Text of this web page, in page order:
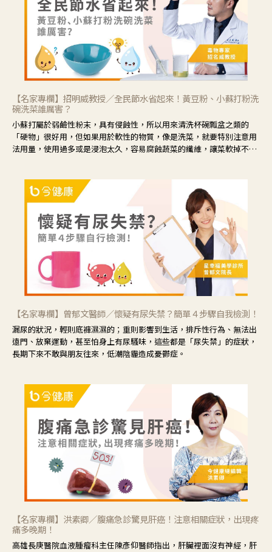
【名家專欄】招明威教授／全民節水省起來！黃豆粉、小蘇打粉洗
碗洗菜誰厲害？
小蘇打屬於弱鹼性粉末，具有侵蝕性，所以用來清洗杯碗瓢盆之類的
「硬物」很好用，但如果用於軟性的物質，像是洗菜，就要特別注意用
法用量，使用過多或是浸泡太久，容易腐蝕蔬菜的纖維，讓菜軟掉不清
【名家專欄】曾郁文醫師／懷疑有尿失禁？簡單４步驟自我檢測！
漏尿的狀況，輕則底褲濕濕的；重則影響到生活，排斥性行為、無法出
遠門、放棄運動，甚至怕身上有尿騷味，這些都是「尿失禁」的症狀，
長期下來不敢與朋友往來，低潮陰霾造成憂鬱症。
【名家專欄】洪素卿／腹痛急診驚見肝癌！注意相關症狀，出現疼
痛多晚期！
高雄長庚醫院血液腫瘤科主任陳彥仰醫師指出，肝臟裡面沒有神經，肝